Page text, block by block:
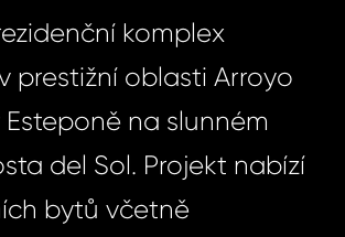
komplex
prestižní oblasti Arroyo
Esteponě na slunném
del Sol. Projekt nabízí
bytů včetně